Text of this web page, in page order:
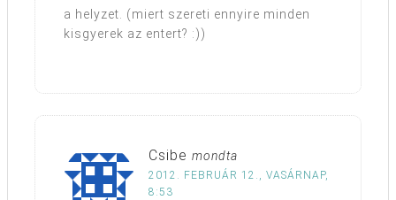
a helyzet. (miert szereti ennyire minden
kisgyerek az entert? :))
Csibe mondta
2012. FEBRUÁR 12., VASÁRNAP,
8:53